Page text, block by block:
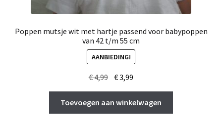
Poppen mutsje wit met hartje passend voor babypoppen
van 42 t/m 55 cm
AANBIEDING!
€4,99 Oorspronkelijke
was:
€ 4,99.
€3,99
is:
€ 3,99.
Toevoegen aan winkelwagen